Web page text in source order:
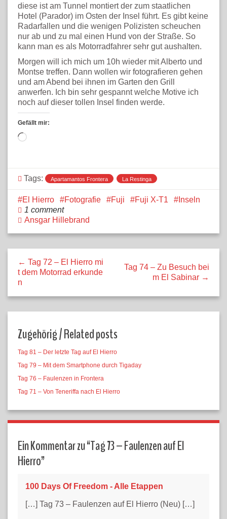
diese ist am Tunnel montiert der zum staatlichen
Hotel (Parador) im Osten der Insel führt. Es gibt keine
Radarfallen und die wenigen Polizisten scheuchen
nur ab und zu mal einen Hund von der Straße. So
kann man es als Motorradfahrer sehr gut aushalten.
Morgen will ich mich um 10h wieder mit Alberto und
Montse treffen. Dann wollen wir fotografieren gehen
und am Abend bei ihnen im Garten den Grill
anwerfen. Ich bin sehr gespannt welche Motive ich
noch auf dieser tollen Insel finden werde.
Gefällt mir:
Wird
Tags: Apartamantos Frontera La Restinga
El Hierro Fotografie Fuji Fuji X-T1
Inseln
1 comment
Ansgar Hillebrand
← Tag 72 – El Hierro mi
t dem Motorrad erkunde
n
Tag 74 – Zu Besuch bei
m El Sabinar →
Zugehörig / Related posts
Tag 81 – Der letzte Tag auf El Hierro
Tag 79 – Mit dem Smartphone durch Tigaday
Tag 76 – Faulenzen in Frontera
Tag 71 – Von Teneriffa nach El Hierro
Ein Kommentar zu “Tag 73 – Faulenzen auf El
Hierro”
100 Days Of Freedom - Alle Etappen
[…] Tag 73 – Faulenzen auf El Hierro (Neu) […]